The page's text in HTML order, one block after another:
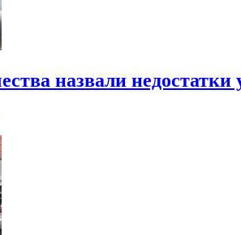
назвали